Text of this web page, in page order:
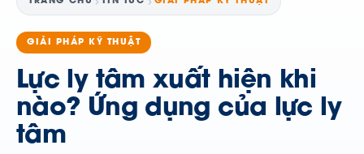
GIẢI PHÁP KỸ THUẬT
Lực ly tâm xuất hiện khi
nào? Ứng dụng của lực ly
tâm